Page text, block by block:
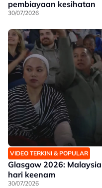
pembiayaan kesihatan
30/07/2026
VIDEO TERKINI & POPULAR
Glasgow 2026:
hari keenam
30/07/2026